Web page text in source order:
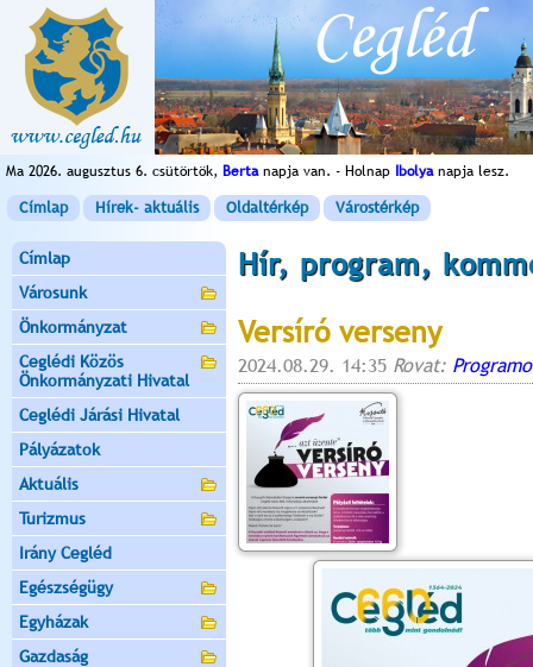
Ma 2026. augusztus 6. csütörtök, Bertanapja van. - Holnap Ibolyanapja lesz.
Címlap Hírek- aktuális Oldaltérkép Várostérkép
Címlap
Városunk
Önkormányzat
Ceglédi Közös
Önkormányzati Hivatal
Ceglédi Járási Hivatal
Pályázatok
Aktuális
Turizmus
Irány Cegléd
Egészségügy
Egyházak
Gazdaság
Hír, program,
Versíró verseny
2024.08.29. 14:35 Rovat: